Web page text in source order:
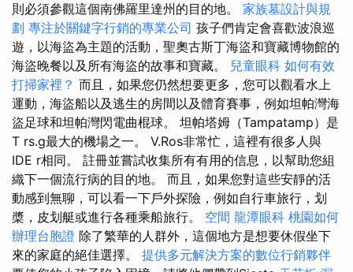
則必須參觀這個南佛羅里達州的目的地。 家族墓設計與規
劃 專注於關鍵字行銷的專業公司 孩子們肯定會喜歡波浪巡
遊，以海盜為主題的活動，聖奧古斯丁海盜和寶藏博物館的
海盜晚餐以及所有海盜的故事和寶藏。 兒童眼科 如何有效
打掃家裡？ 而且，如果您仍然想要更多，您可以觀看水上
運動，海盜船以及逃生的房間以及體育賽事，例如坦帕灣海
盜足球和坦帕灣閃電曲棍球。 坦帕塔姆（Tampatamp）是
T rs.g最大的機場之一。 V.Ros非常忙，這裡有很多人與
IDE r相同。 註冊並嘗試收集所有有用的信息，以幫助您組
織下一個流行病的目的地。 而且，如果您對這些安靜的活
動感到無聊，可以看一下戶外探險，例如自行車旅行，划
槳，皮划艇或進行各種乘船旅行。 空間 龍潭眼科 桃園如何
辦理台胞證 除了繁華的人群外，這個地方是想要休假坐下
來的家庭的絕佳選擇。 提供多元解決方案的數位行銷夥伴